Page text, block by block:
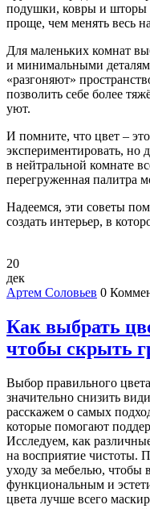
подушки, ковры и шторы
проще, чем менять весь
Для маленьких комнат
и минимальными
«разгоняют»
позволить себе более
уют.
И помните, что цвет –
экспериментировать, но
в нейтральной комнате
перегруженная палитра
Надеемся, эти советы
создать интерьер, в
20
дек
Артем Соловьев 0
Как выбрать
чтобы скрыть
Выбор правильного
значительно снизить
расскажем о самых
которые помогают
Исследуем, как
на восприятие чистоты.
уходу за мебелью, чтобы
функциональным и
цвета лучше всего